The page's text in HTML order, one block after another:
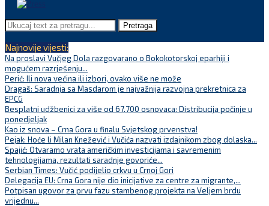
Pretraga
Najnovije vijesti:
Na proslavi Vučjeg Dola razgovarano o Bokokotorskoj eparhiji i
mogućem razrješenju...
Perić: Ili nova većina ili izbori, ovako više ne može
Dragaš: Saradnja sa Masdarom je najvažnija razvojna prekretnica za
EPCG
Besplatni udžbenici za više od 67.700 osnovaca: Distribucija počinje u
ponedjeljak
Kao iz snova – Crna Gora u finalu Svjetskog prvenstva!
Pejak: Hoće li Milan Knežević i Vučića nazvati izdajnikom zbog dolaska...
Spajić: Otvaramo vrata američkim investicijama i savremenim
tehnologijama, rezultati saradnje govoriće...
Serbian Times: Vučić podijelio crkvu u Crnoj Gori
Delegacija EU: Crna Gora nije dio inicijative za centre za migrante,...
Potpisan ugovor za prvu fazu stambenog projekta na Veljem brdu
vrijednu...